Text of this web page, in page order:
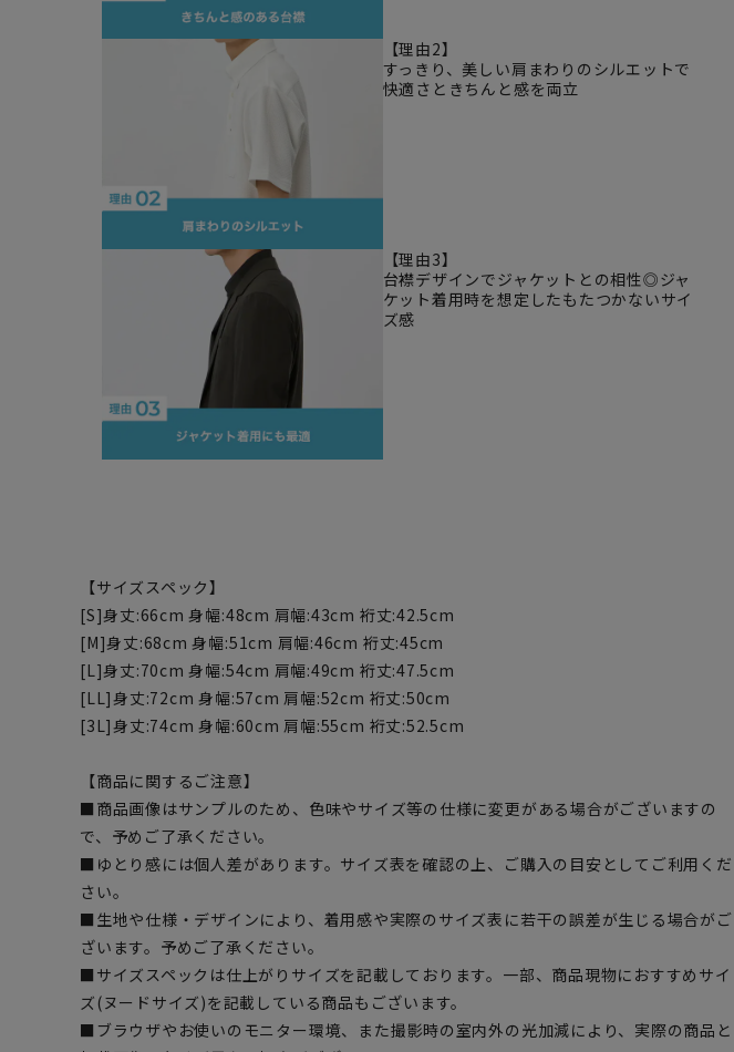
【理由2】
すっきり、美しい肩まわりのシルエットで
快適さときちんと感を両立
【理由3】
台襟デザインでジャケットとの相性◎ジャ
ケット着用時を想定したもたつかないサイ
ズ感
【サイズスペック】
[S]身丈:66cm 身幅:48cm 肩幅:43cm 裄丈:42.5cm
[M]身丈:68cm 身幅:51cm 肩幅:46cm 裄丈:45cm
[L]身丈:70cm 身幅:54cm 肩幅:49cm 裄丈:47.5cm
[LL]身丈:72cm 身幅:57cm 肩幅:52cm 裄丈:50cm
[3L]身丈:74cm 身幅:60cm 肩幅:55cm 裄丈:52.5cm
【商品に関するご注意】
■商品画像はサンプルのため、色味やサイズ等の仕様に変更がある場合がございますの
で、予めご了承ください。
■ゆとり感には個人差があります。サイズ表を確認の上、ご購入の目安としてご利用くだ
さい。
■生地や仕様・デザインにより、着用感や実際のサイズ表に若干の誤差が生じる場合がご
ざいます。予めご了承ください。
■サイズスペックは仕上がりサイズを記載しております。一部、商品現物におすすめサイ
ズ(ヌードサイズ)を記載している商品もございます。
■ブラウザやお使いのモニター環境、また撮影時の室内外の光加減により、実際の商品と